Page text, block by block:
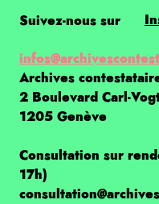
Suivez-nous sur
Archives
2 Boulevard Carl-
1205 Genève
Consultation sur
17h)